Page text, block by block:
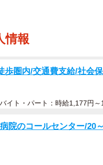
入った子猫を発見（保護主さん
った2匹の子猫を保護しま
なんて許せません！
情報
歩圏内/交通費支給/社会
イト・パート：時給1,177円～
院のコールセンター/20